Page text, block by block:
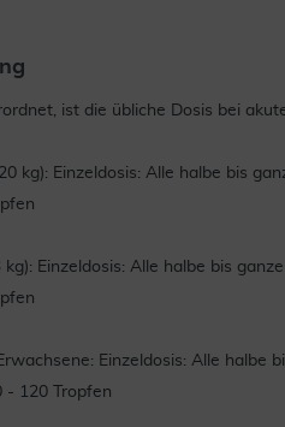
ist die übliche Dosis bei
kg): Einzeldosis: Alle halbe bis
Einzeldosis: Alle halbe bis
Einzeldosis: Alle
- 120 Tropfen